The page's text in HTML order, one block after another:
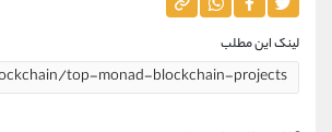
لینک این مطلب